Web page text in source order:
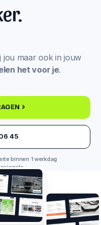
jou maar ook in jouw
het voor je.
45‬
binnen 1 werkdag